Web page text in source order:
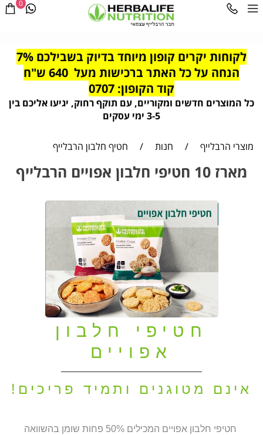
0
לקוחות יקרים קופון מיוחד בדיוק בשבילכם 7%
הנחה על כל האתר ברכישות מעל 640 ש"ח
קוד הקופון: 0707
כל המוצרים חדשים ומקוריים, עם תוקף רחוק, יגיעו אליכם בין
3-5 ימי עסקים
מוצרי הרבלייף / חנות / חטיף חלבון הרבלייף
מארז 10 חטיפי חלבון אפויים הרבלייף
חטיפי חלבון
אפויים
אינם מטוגנים ותמיד פריכים!
חטיפי חלבון אפויים המכילים 50% פחות שומן בהשוואה